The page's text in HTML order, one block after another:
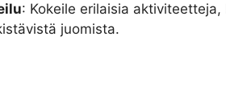
: Kokeile erilaisia aktiviteetteja,
juomista.